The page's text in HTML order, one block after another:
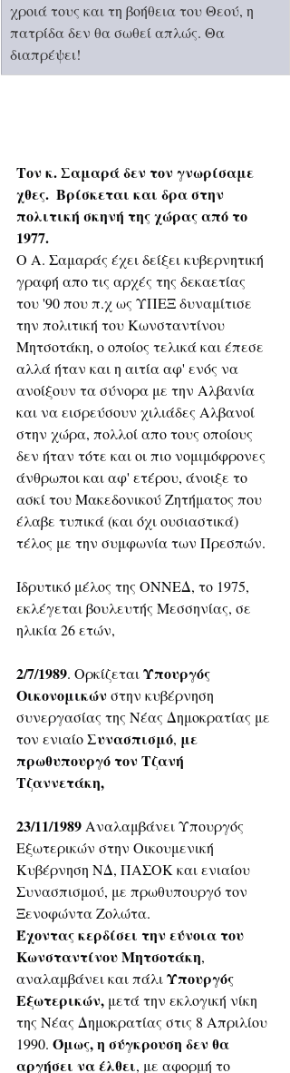
χροιά τους και τη βοήθεια του Θεού, η
πατρίδα δεν θα σωθεί απλώς. Θα
διαπρέψει!
Τον κ. Σαμαρά δεν τον γνωρίσαμε
χθες.  Βρίσκεται και δρα στην
πολιτική σκηνή της χώρας από το
1977.
Ο Α. Σαμαράς έχει δείξει κυβερνητική
γραφή απο τις αρχές της δεκαετίας
του '90 που π.χ ως ΥΠΕΞ δυναμίτισε
την πολιτική του Κωνσταντίνου
Μητσοτάκη, ο οποίος τελικά και έπεσε
αλλά ήταν και η αιτία αφ' ενός να
ανοίξουν τα σύνορα με την Αλβανία
και να εισρεύσουν χιλιάδες Αλβανοί
στην χώρα, πολλοί απο τους οποίους
δεν ήταν τότε και οι πιο νομιμόφρονες
άνθρωποι και αφ' ετέρου, άνοιξε το
ασκί του Μακεδονικού Ζητήματος που
έλαβε τυπικά (και όχι ουσιαστικά)
τέλος με την συμφωνία των Πρεσπών.
Ιδρυτικό μέλος της ΟΝΝΕΔ, το 1975,
εκλέγεται βουλευτής Μεσσηνίας, σε
ηλικία 26 ετών,
2/7/1989. Ορκίζεται Υπουργός
Οικονομικών στην κυβέρνηση
συνεργασίας της Νέας Δημοκρατίας με
τον ενιαίο Συνασπισμό, με
πρωθυπουργό τον Τζανή
Τζαννετάκη,
23/11/1989 Αναλαμβάνει Υπουργός
Εξωτερικών στην Οικουμενική
Κυβέρνηση ΝΔ, ΠΑΣΟΚ και ενιαίου
Συνασπισμού, με πρωθυπουργό τον
Ξενοφώντα Ζολώτα.
Έχοντας κερδίσει την εύνοια του
Κωνσταντίνου Μητσοτάκη,
αναλαμβάνει και πάλι Υπουργός
Εξωτερικών, μετά την εκλογική νίκη
της Νέας Δημοκρατίας στις 8 Απριλίου
1990. Όμως, η σύγκρουση δεν θα
αργήσει να έλθει, με αφορμή το